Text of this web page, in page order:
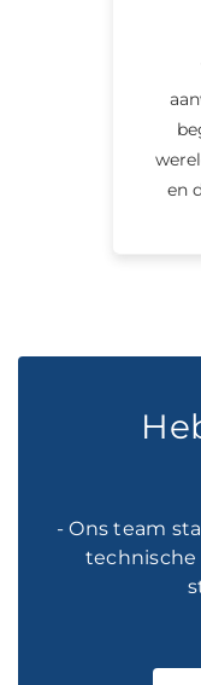
en
- Ons team
technische